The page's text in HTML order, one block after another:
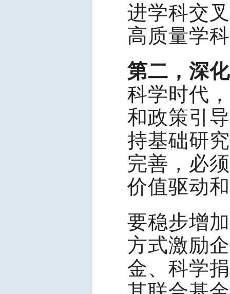
进学科交
高质量学
第二，深
科学时代
和政策引
持基础研
完善，必
价值驱动
要稳步增
方式激励
金、科学